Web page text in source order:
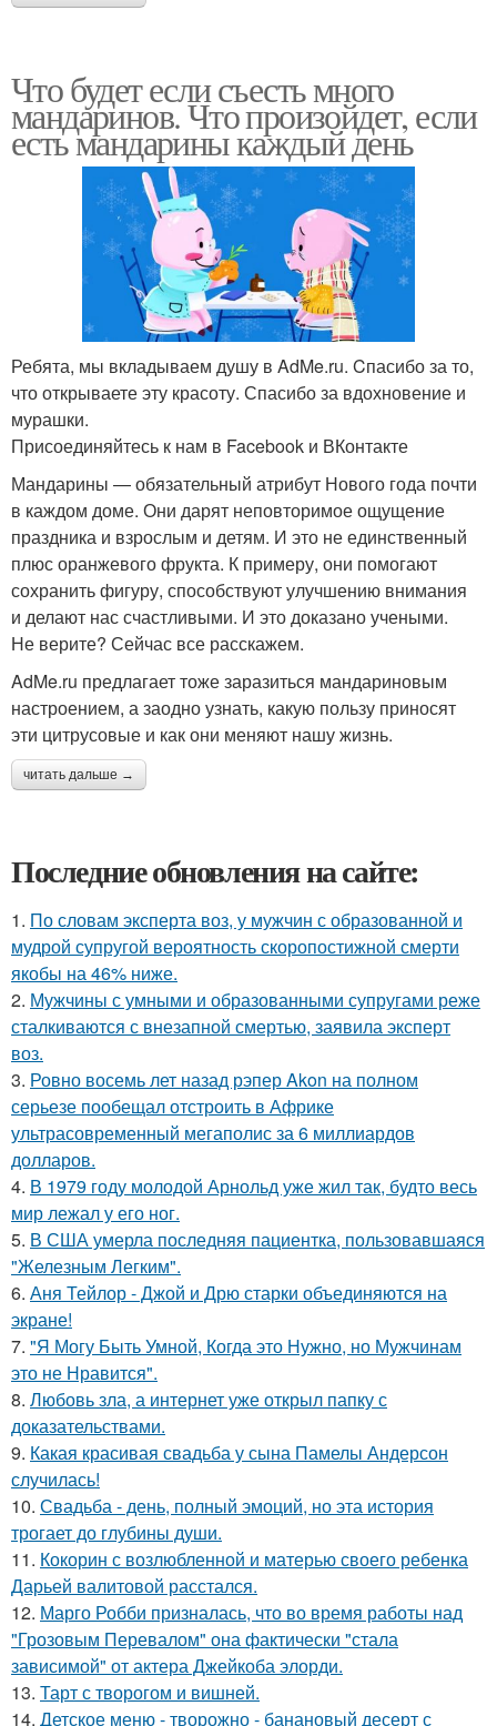
Что будет если съесть много
мандаринов. Что произойдет, если
есть мандарины каждый день
Ребята, мы вкладываем душу в AdMe.ru. Cпасибо за то,
что открываете эту красоту. Спасибо за вдохновение и
мурашки.
Присоединяйтесь к нам в Facebook и ВКонтакте
Мандарины — обязательный атрибут Нового года почти
в каждом доме. Они дарят неповторимое ощущение
праздника и взрослым и детям. И это не единственный
плюс оранжевого фрукта. К примеру, они помогают
сохранить фигуру, способствуют улучшению внимания
и делают нас счастливыми. И это доказано учеными.
Не верите? Сейчас все расскажем.
AdMe.ru предлагает тоже заразиться мандариновым
настроением, а заодно узнать, какую пользу приносят
эти цитрусовые и как они меняют нашу жизнь.
читать дальше →
Последние обновления на сайте:
1. По словам эксперта воз, у мужчин с образованной и
мудрой супругой вероятность скоропостижной смерти
якобы на 46% ниже.
2. Мужчины с умными и образованными супругами реже
сталкиваются с внезапной смертью, заявила эксперт
воз.
3. Ровно восемь лет назад рэпер Akon на полном
серьезе пообещал отстроить в Африке
ультрасовременный мегаполис за 6 миллиардов
долларов.
4. В 1979 году молодой Арнольд уже жил так, будто весь
мир лежал у его ног.
5. В США умерла последняя пациентка, пользовавшаяся
"Железным Легким".
6. Аня Тейлор - Джой и Дрю старки объединяются на
экране!
7. "Я Могу Быть Умной, Когда это Нужно, но Мужчинам
это не Нравится".
8. Любовь зла, а интернет уже открыл папку с
доказательствами.
9. Какая красивая свадьба у сына Памелы Андерсон
случилась!
10. Свадьба - день, полный эмоций, но эта история
трогает до глубины души.
11. Кокорин с возлюбленной и матерью своего ребенка
Дарьей валитовой расстался.
12. Марго Робби призналась, что во время работы над
"Грозовым Перевалом" она фактически "стала
зависимой" от актера Джейкоба элорди.
13. Тарт с творогом и вишней.
14. Детское меню - творожно - банановый десерт с